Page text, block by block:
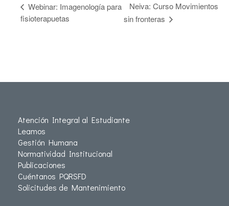
Webinar: Imagenología para
fisioterapuetas
Neiva: Curso Movimientos
sin fronteras
Atención Integral al Estudiante
Leamos
Gestión Humana
Normatividad Institucional
Publicaciones
Cuéntanos PQRSFD
Solicitudes de Mantenimiento